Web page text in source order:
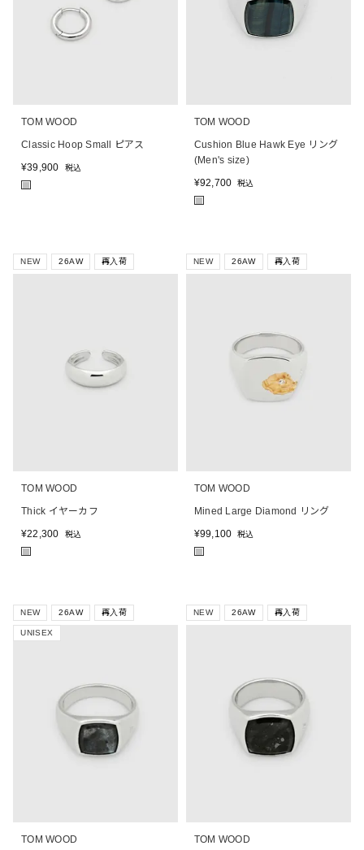
TOM WOOD
Classic Hoop Small ピアス
¥39,900 税込
■
TOM WOOD
Cushion Blue Hawk Eye リング
(Men's size)
¥92,700 税込
■
NEW 26AW 再入荷
TOM WOOD
Thick イヤーカフ
¥22,300 税込
■
NEW 26AW 再入荷
TOM WOOD
Mined Large Diamond リング
¥99,100 税込
■
NEW 26AW 再入荷
UNISEX
TOM WOOD
NEW 26AW 再入荷
TOM WOOD